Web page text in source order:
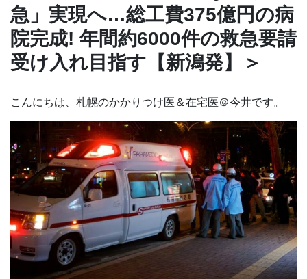
急」実現へ…総工費375億円の病
院完成! 年間約6000件の救急要請
受け入れ目指す【新潟発】＞
こんにちは、札幌のかかりつけ医＆在宅医＠今井です。